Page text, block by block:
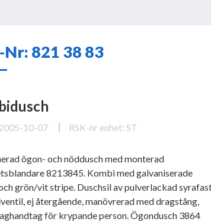
Nr: 821 38 83
10-07 RSK-nr enhet: ST
ögon- och nöddusch med monterad
8213845. Kombi med galvaniserade
grön/vit stripe. Duschsil av pulverlackad
ej återgående, manövrerad med dragstång,
för krypande person. Ögondusch 3864